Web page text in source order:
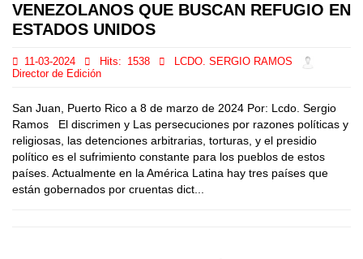
VENEZOLANOS QUE BUSCAN REFUGIO EN
ESTADOS UNIDOS
11-03-2024 Hits: 1538
LCDO. SERGIO RAMOS
Director de Edición
San Juan, Puerto Rico a 8 de marzo de 2024 Por: Lcdo. Sergio
Ramos El discrimen y Las persecuciones por razones políticas y
religiosas, las detenciones arbitrarias, torturas, y el presidio
político es el sufrimiento constante para los pueblos de estos
países. Actualmente en la América Latina hay tres países que
están gobernados por cruentas dict...